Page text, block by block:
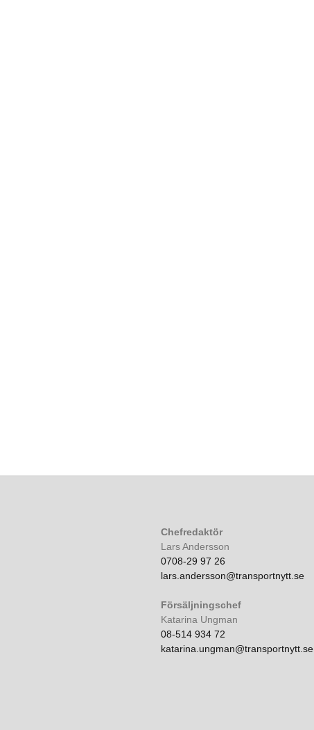
Chefredaktör
Lars Andersson
0708-29 97 26
lars.andersson@transportnytt.se
Försäljningschef
Katarina Ungman
08-514 934 72
katarina.ungman@transportnytt.se